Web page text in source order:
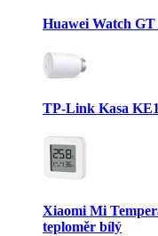
Huawei Watch GT
TP-Link Kasa
Xiaomi Mi
teploměr bílý